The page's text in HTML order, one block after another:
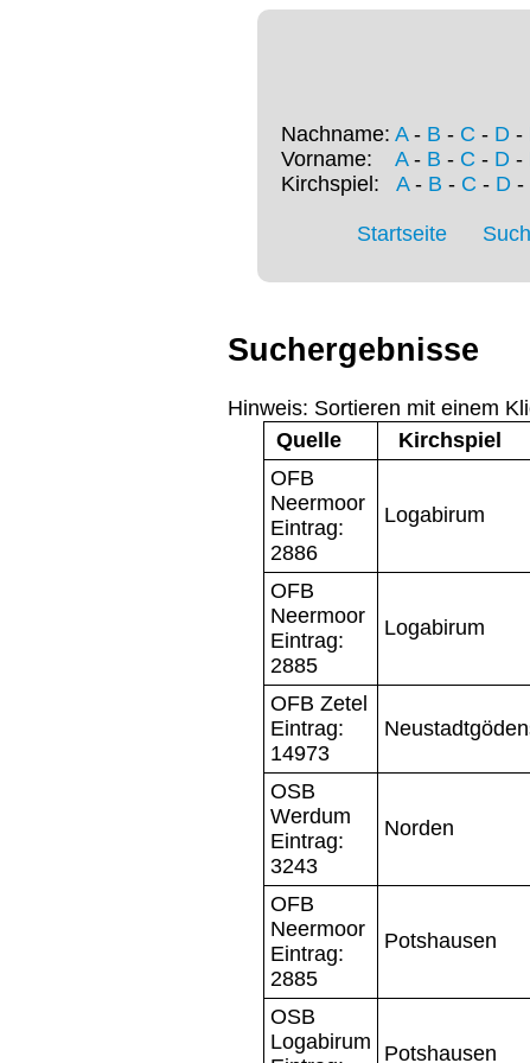
Nachname: A- B - C - D -
Vorname: A- B - C - D -
Kirchspiel: A- B - C - D-
Startseite
Suchergebnisse
Hinweis: Sortieren mit einem
Quelle
Kirchspiel
OFB
Neermoor
Eintrag:
2886
Logabirum
OFB
Neermoor
Eintrag:
2885
Logabirum
OFB Zetel
Eintrag:
14973
OSB
Werdum
Eintrag:
3243
Norden
OFB
Neermoor
Eintrag:
2885
Potshausen
OSB
Logabirum
Potshausen